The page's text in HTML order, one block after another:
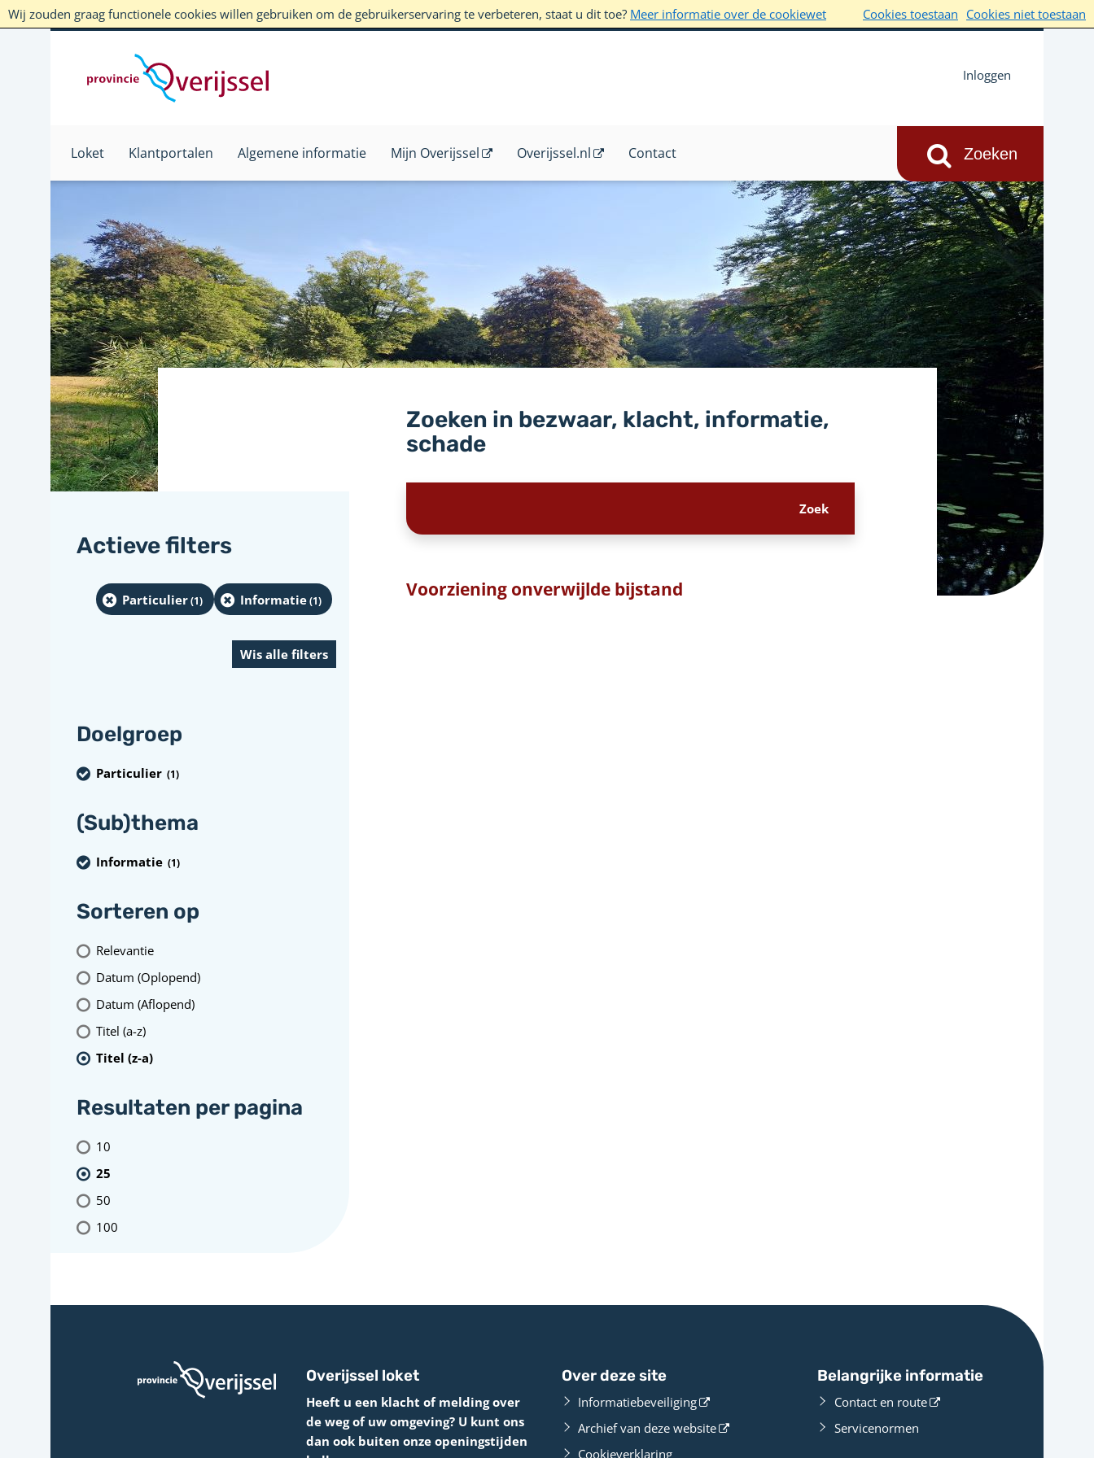
Wij zouden graag functionele cookies willen gebruiken om de gebruikerservaring te verbeteren, staat u dit toe? Meer informatie over de cookiewet Cookies toestaan Cookies niet toestaan
Inloggen
Loket Klantportalen Algemene informatie Mijn Overijssel Overijssel.nl Contact
Zoeken in bezwaar, klacht, informatie,
schade
Voorziening onverwijlde bijstand
Actieve filters
Particulier(1) Informatie(1)
Doelgroep
Particulier (1)
(Sub)thema
Informatie (1)
Sorteren op
Relevantie
Datum (Oplopend)
Datum (Aflopend)
Titel (a-z)
Titel (z-a)
Resultaten per pagina
10
25
50
100
Overijssel loket
Heeft u een klacht of melding over
de weg of uw omgeving? U kunt ons
dan ook buiten onze openingstijden
Over deze site
Informatiebeveiliging
Archief van deze website
Cookieverklaring
Belangrijke informatie
Contact en route
Servicenormen